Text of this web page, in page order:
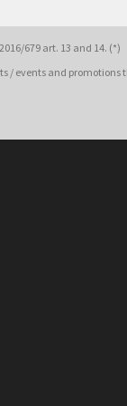
679 art. 13 and 14. (*)
/ events and